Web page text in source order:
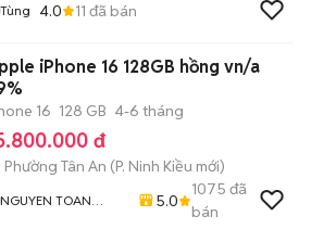
Tùng 4.0 11 đã bán
iPhone 16 128GB hồng vn/a
16 128 GB 4-6 tháng
đ
Phường Tân An (P. Ninh Kiều mới)
NGUYEN TOAN
5.0
1075 đã
bán